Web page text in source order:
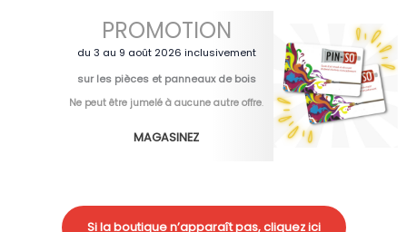
PROMOTION
du 3 au 9 août 2026 inclusivement
sur les pièces et panneaux de bois
Ne peut être jumelé à aucune autre offre.
MAGASINEZ
Si la boutique n’apparaît pas, cliquez ici